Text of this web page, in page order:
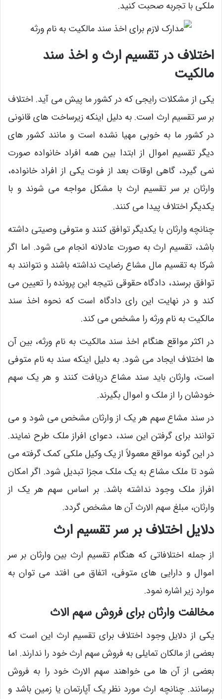
ملکی با تجربه صحبت کنید.
اختلاف در تقسیم ارث و اخذ سند
مالکیت
یکی از مشکلات رایجی که در کشور ما پیش می ‌آید. اختلاف
بر سر تقسیم ارث است. به دلیل اینکه زیرساخت ‌های قانونی
در کشور ما به خوبی مهیا نشده است و مانند کشور های
دیگر تقسیم اموال از ابتدا بین همه افراد خانواده صورت
نمی‌ گیرد، گاهی اوقات بعد از فوت یکی از افراد خانواده،
وارثان بر سر تقسیم ارث با مشکل مواجه می ‌شوند و با
یکدیگر اختلاف پیدا می ‌کنند.
چنانچه وارثان با یکدیگر توافق کنند و متوفی وصیتی داشته
باشد، تقسیم ارث به صورت عادلانه انجام می شود. اما اگر
شرکا به تقسیم مال مشاع رضایت نداشته باشند و نتوانند به
توافق برسند، دادگاه حقوقی نتیجه این پرونده را تعیین می
کند و در نهایت این رای دادگاه است که نحوه اخذ سند
مالکیت به نام ورثه را مشخص می کند.
در اکثر مواقع هنگام اخذ سند مالکیت به نام ورثه، بین آن
ها اختلاف ایجاد می شود. به دلیل اینکه سند به نام متوفی
است، وارثان باید سند مشاع دریافت کنند و هر یک سهم
خودشان را از ملک و اموال بگیرند.
در سند مشاع سهم هر یک از وارثان مشخص می شود و می
‌توانند برای گرفتن این سند، دعوای افراز ملک طرح نمایند.
در این گونه مواقع معمولاً از یک وکیل ملکی کمک گرفته می
شود تا ملک مشاع به یک ملک مجزا تبدیل شود. اگر امکان
افراز ملک وجود نداشته باشد. بر اساس سهم هر یک از
وارثان، مبلغ سهم الارث آن ها مشخص گردد.
دلایل اختلاف بر سر تقسیم ارث
از جمله اختلافاتی که هنگام تقسیم ارث بین وارثان بر سر
اموال و دارایی ‌های متوفی، اتفاق می ‌افتد می ‌توان به
موارد زیر اشاره نمود.
مخالفت وارثان برای فروش سهم الاث
یکی از دلایل وجود اختلاف برای تقسیم ارث این است که
بعضی از مالکان تمایلی به فروش سهم ارث خود را ندارند. اما
بعضی از آن ها می ‌خواهند سهم الارث خود را به فروش
برسانند. چنانچه ارث مورد نظر یک آپارتمان یا زمین باشد و